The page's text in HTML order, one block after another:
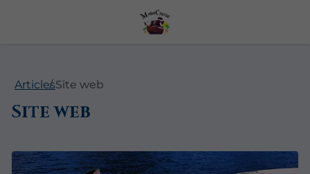
ArticlesSite web
Site web